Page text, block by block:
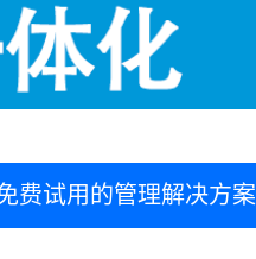
费试用的管理解决方案